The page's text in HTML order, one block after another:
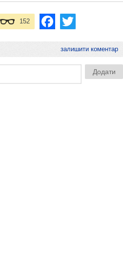
152
залишити коментар